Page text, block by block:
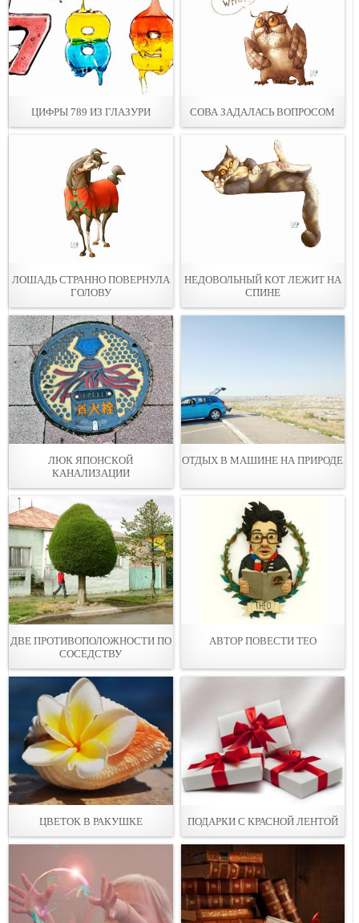
ЦИФРЫ 789 ИЗ ГЛАЗУРИ СОВА ЗАДАЛАСЬ ВОПРОСОМ
ЛОШАДЬ СТРАННО ПОВЕРНУЛА
ГОЛОВУ
НЕДОВОЛЬНЫЙ КОТ ЛЕЖИТ НА
СПИНЕ
ЛЮК ЯПОНСКОЙ
КАНАЛИЗАЦИИ
ОТДЫХ В МАШИНЕ НА ПРИРОДЕ
ДВЕ ПРОТИВОПОЛОЖНОСТИ ПО
СОСЕДСТВУ
АВТОР ПОВЕСТИ ТЕО
ЦВЕТОК В РАКУШКЕ ПОДАРКИ С КРАСНОЙ ЛЕНТОЙ